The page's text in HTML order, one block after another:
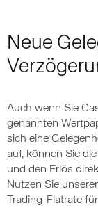
Neue
Auch wenn Sie
genannten
sich eine
auf, können Sie
und den Erlös
Nutzen Sie
Trading-Flatrate